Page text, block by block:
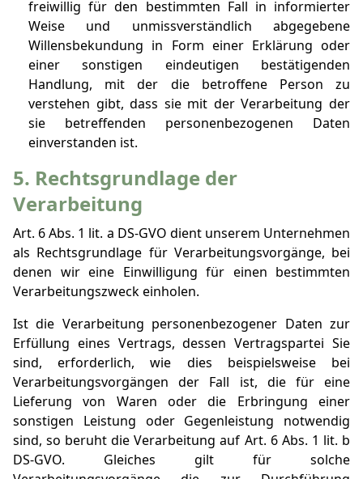
freiwillig für den bestimmten Fall in informierter
Weise und unmissverständlich abgegebene
Willensbekundung in Form einer Erklärung oder
einer sonstigen eindeutigen bestätigenden
Handlung, mit der die betroffene Person zu
verstehen gibt, dass sie mit der Verarbeitung der
sie betreffenden personenbezogenen Daten
einverstanden ist.
5. Rechtsgrundlage der
Verarbeitung
Art. 6 Abs. 1 lit. a DS-GVO dient unserem Unternehmen
als Rechtsgrundlage für Verarbeitungsvorgänge, bei
denen wir eine Einwilligung für einen bestimmten
Verarbeitungszweck einholen.
Ist die Verarbeitung personenbezogener Daten zur
Erfüllung eines Vertrags, dessen Vertragspartei Sie
sind, erforderlich, wie dies beispielsweise bei
Verarbeitungsvorgängen der Fall ist, die für eine
Lieferung von Waren oder die Erbringung einer
sonstigen Leistung oder Gegenleistung notwendig
sind, so beruht die Verarbeitung auf Art. 6 Abs. 1 lit. b
DS-GVO. Gleiches gilt für solche